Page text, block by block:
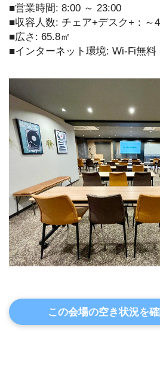
■営業時間: 8:00 ～ 23:00
■収容人数: チェア+デスク+：～
■広さ: 65.8㎡
■インターネット環境: Wi-Fi無料
この会場の空き状況を